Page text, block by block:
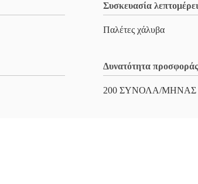
Συσκευασία
Παλέτες χάλυβα
Δυνατότητα προσφοράς
200 ΣΥΝΟΛΑ/ΜΗΝΑΣ